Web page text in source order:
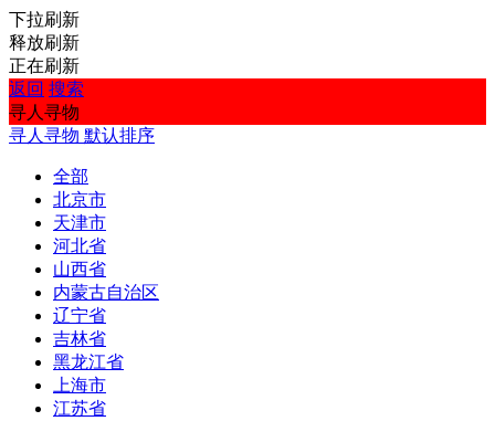
下拉刷新
释放刷新
正在刷新
返回 搜索
寻人寻物
寻人寻物 默认排序
全部
北京市
天津市
河北省
山西省
内蒙古自治区
辽宁省
吉林省
黑龙江省
上海市
江苏省